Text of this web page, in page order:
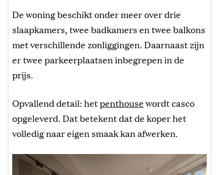
De woning beschikt onder meer over drie
slaapkamers, twee badkamers en twee balkons
met verschillende zonliggingen. Daarnaast zijn
er twee parkeerplaatsen inbegrepen in de
prijs.
Opvallend detail: hetpenthousewordt casco
opgeleverd. Dat betekent dat de koper het
volledig naar eigen smaak kan afwerken.